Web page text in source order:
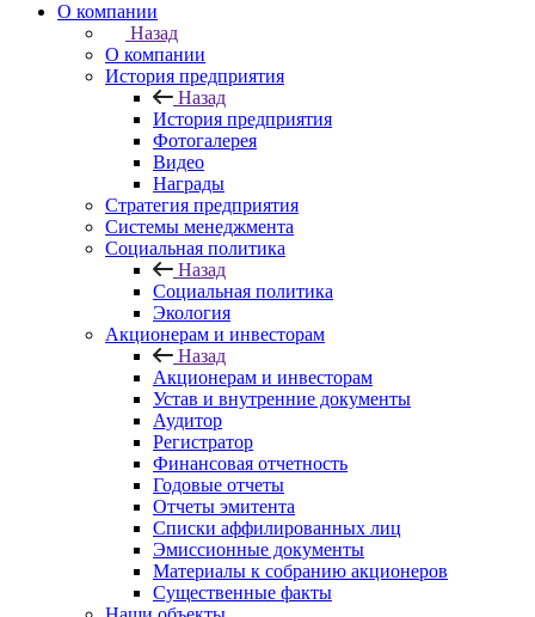
О компании
Назад
О компании
История предприятия
Назад
История предприятия
Фотогалерея
Видео
Награды
Стратегия предприятия
Системы менеджмента
Социальная политика
Назад
Социальная политика
Экология
Акционерам и инвесторам
Назад
Акционерам и инвесторам
Устав и внутренние документы
Аудитор
Регистратор
Финансовая отчетность
Годовые отчеты
Отчеты эмитента
Списки аффилированных лиц
Эмиссионные документы
Материалы к собранию акционеров
Существенные факты